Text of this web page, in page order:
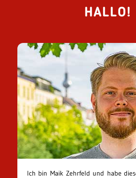
HALLO!
Ich bin Maik Zehrfeld und habe